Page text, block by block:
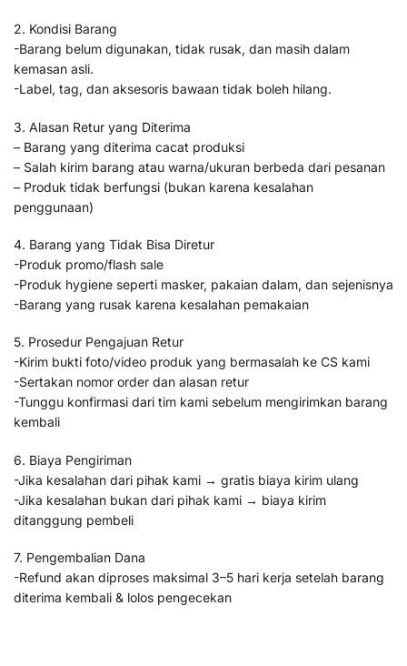
2. Kondisi Barang
-Barang belum digunakan, tidak rusak, dan masih dalam
kemasan asli.
-Label, tag, dan aksesoris bawaan tidak boleh hilang.
3. Alasan Retur yang Diterima
– Barang yang diterima cacat produksi
– Salah kirim barang atau warna/ukuran berbeda dari pesanan
– Produk tidak berfungsi (bukan karena kesalahan
penggunaan)
4. Barang yang Tidak Bisa Diretur
-Produk promo/flash sale
-Produk hygiene seperti masker, pakaian dalam, dan sejenisnya
-Barang yang rusak karena kesalahan pemakaian
5. Prosedur Pengajuan Retur
-Kirim bukti foto/video produk yang bermasalah ke CS kami
-Sertakan nomor order dan alasan retur
-Tunggu konfirmasi dari tim kami sebelum mengirimkan barang
kembali
6. Biaya Pengiriman
-Jika kesalahan dari pihak kami → gratis biaya kirim ulang
-Jika kesalahan bukan dari pihak kami → biaya kirim
ditanggung pembeli
7. Pengembalian Dana
-Refund akan diproses maksimal 3–5 hari kerja setelah barang
diterima kembali & lolos pengecekan